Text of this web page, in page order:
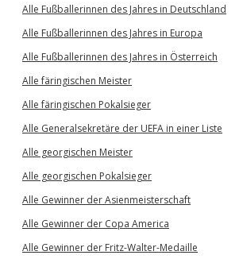
Alle Fußballerinnen des Jahres in Deutschland
Alle Fußballerinnen des Jahres in Europa
Alle Fußballerinnen des Jahres in Österreich
Alle färingischen Meister
Alle färingischen Pokalsieger
Alle Generalsekretäre der UEFA in einer Liste
Alle georgischen Meister
Alle georgischen Pokalsieger
Alle Gewinner der Asienmeisterschaft
Alle Gewinner der Copa America
Alle Gewinner der Fritz-Walter-Medaille